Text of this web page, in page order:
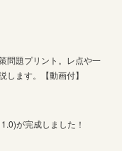
問題プリント。レ点や一
します。【動画付】
が完成しました！